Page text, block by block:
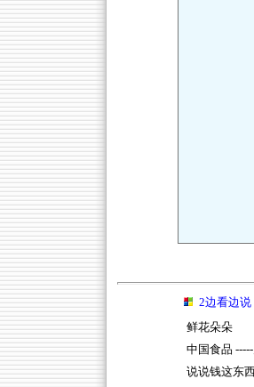
2边看边说
鲜花朵朵
中国食品
说说钱这东西